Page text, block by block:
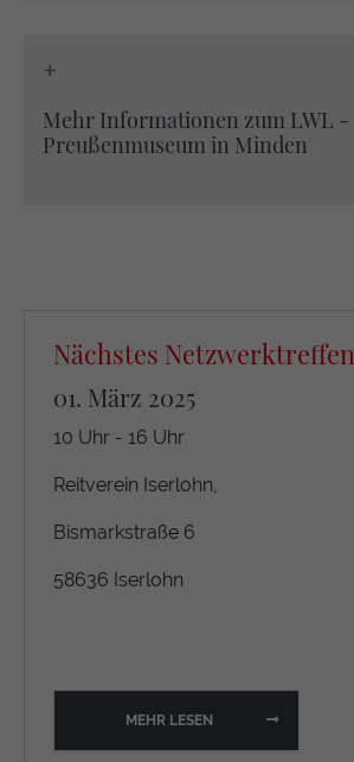
+
Mehr Informationen zum LWL -
Preußenmuseum in Minden
Nächstes Netzwerktreffen
01. März 2025
10 Uhr - 16 Uhr
Reitverein Iserlohn,
Bismarkstraße 6
58636 Iserlohn
MEHR LESEN